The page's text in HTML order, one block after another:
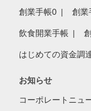
創業手帳0 創業
飲食開業手帳
はじめての資金調
お知らせ
コーポレートニュ